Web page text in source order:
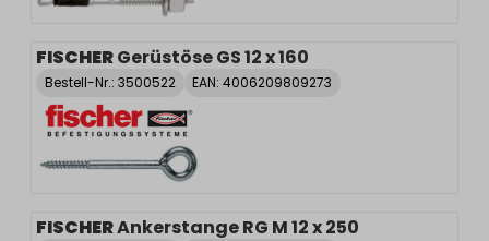
FISCHERGerüstöse GS 12 x 160
Bestell-Nr.: 3500522 EAN: 4006209809273
FISCHERAnkerstange RG M 12 x 250